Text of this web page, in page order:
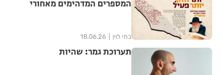
המספרים המדהימים מאחורי
בתי לוין 18.06.26
תערוכת גמר: שהיות